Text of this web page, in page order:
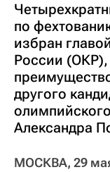
по
избран
России
другого
Александра
МОСКВА, 29